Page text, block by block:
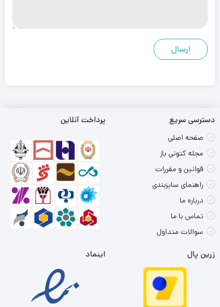
دسترسی سریع
صفحه اصلی
مجله کتونی باز
قوانین و مقررات
راهنمای سایزبندی
درباره ما
تماس با ما
سوالات متداول
پرداخت آنلاین
زرین پال اینماد